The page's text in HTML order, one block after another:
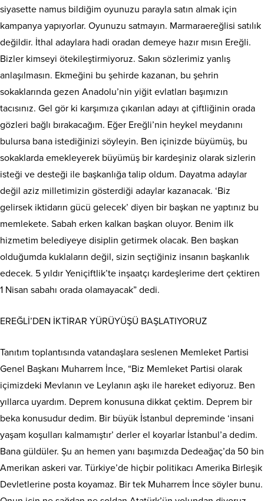
siyasette namus bildiğim oyunuzu parayla satın almak için
kampanya yapıyorlar. Oyunuzu satmayın. Marmaraereğlisi satılık
değildir. İthal adaylara hadi oradan demeye hazır mısın Ereğli.
Bizler kimseyi ötekileştirmiyoruz. Sakın sözlerimiz yanlış
anlaşılmasın. Ekmeğini bu şehirde kazanan, bu şehrin
sokaklarında gezen Anadolu’nin yiğit evlatları başımızın
tacısınız. Gel gör ki karşımıza çıkarılan adayı at çiftliğinin orada
gözleri bağlı bırakacağım. Eğer Ereğli’nin heykel meydanını
bulursa bana istediğinizi söyleyin. Ben içinizde büyümüş, bu
sokaklarda emekleyerek büyümüş bir kardeşiniz olarak sizlerin
isteği ve desteği ile başkanlığa talip oldum. Dayatma adaylar
değil aziz milletimizin gösterdiği adaylar kazanacak. ‘Biz
gelirsek iktidarın gücü gelecek’ diyen bir başkan ne yaptınız bu
memlekete. Sabah erken kalkan başkan oluyor. Benim ilk
hizmetim belediyeye disiplin getirmek olacak. Ben başkan
olduğumda kuklaların değil, sizin seçtiğiniz insanın başkanlık
edecek. 5 yıldır Yeniçiftlik’te inşaatçı kardeşlerime dert çektiren
1 Nisan sabahı orada olamayacak” dedi.
EREĞLİ’DEN İKTİRAR YÜRÜYÜŞÜ BAŞLATIYORUZ
Tanıtım toplantısında vatandaşlara seslenen Memleket Partisi
Genel Başkanı Muharrem İnce, “Biz Memleket Partisi olarak
içimizdeki Mevlanın ve Leylanın aşkı ile hareket ediyoruz. Ben
yıllarca uyardım. Deprem konusuna dikkat çektim. Deprem bir
beka konusudur dedim. Bir büyük İstanbul depreminde ‘insani
yaşam koşulları kalmamıştır’ derler el koyarlar İstanbul’a dedim.
Bana güldüler. Şu an hemen yanı başımızda Dedeağaç’da 50 bin
Amerikan askeri var. Türkiye’de hiçbir politikacı Amerika Birleşik
Devletlerine posta koyamaz. Bir tek Muharrem İnce söyler bunu.